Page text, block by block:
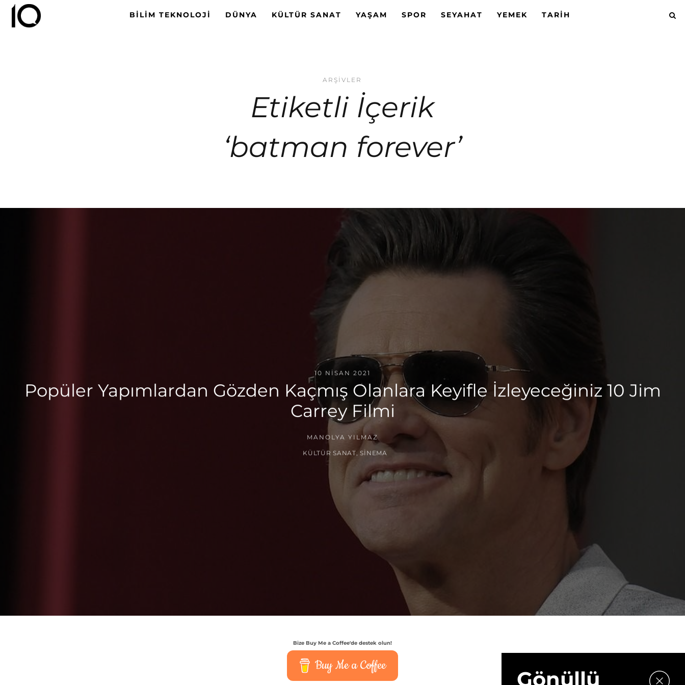
BILIM TEKNOLOJI DÜNYA KÜLTÜR SANAT YAŞAM SPOR SEYAHAT YEMEK TARIH
ARŞIVLER
Etiketli İçerik
‘batman forever’
10 NISAN 2021
Popüler Yapımlardan Gözden Kaçmış Olanlara Keyifle İzleyeceğiniz 10 Jim
Carrey Filmi
MANOLYA YILMAZ
KÜLTÜR SANAT,SINEMA
Bize Buy Me a Coffee'de destek olun!
Buy Me a Coffee
Gönüllü